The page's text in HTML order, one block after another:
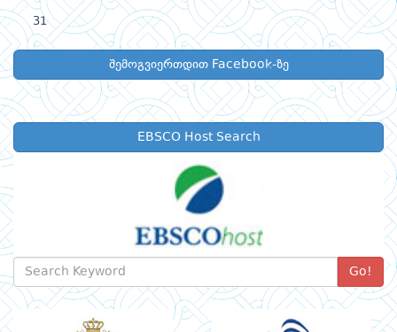
31
შემოგვიერთდით Facebook-ზე
EBSCO Host Search
Go!